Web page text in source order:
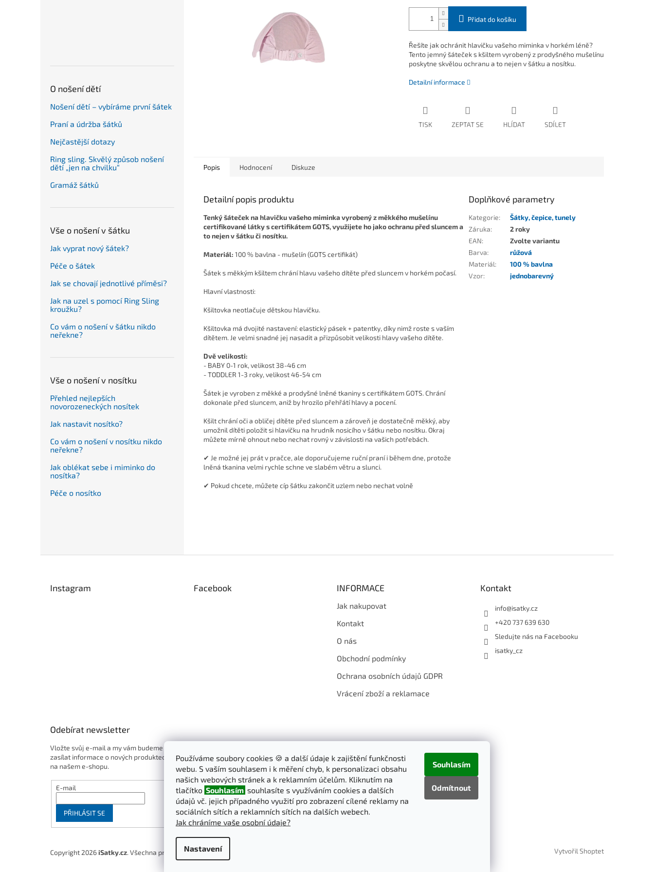
Používáme soubory cookies 🍪 a další údaje k zajištění funkčnosti
webu. S vaším souhlasem i k měření chyb, k personalizaci obsahu
našich webových stránek a k reklamním účelům. Kliknutím na
tlačítko Souhlasím souhlasíte s využíváním cookies a dalších
údajů vč. jejich případného využití pro zobrazení cílené reklamy na
sociálních sítích a reklamních sítích na dalších webech.
Jak chráníme vaše osobní údaje?
Nastavení
Odmítnout
Souhlasím
O nošení dětí
Nošení dětí – vybíráme první šátek
Praní a údržba šátků
Nejčastější dotazy
Ring sling. Skvělý způsob nošení
dětí „jen na chvilku“
Gramáž šátků
Vše o nošení v šátku
Jak vyprat nový šátek?
Péče o šátek
Jak se chovají jednotlivé příměsi?
Jak na uzel s pomocí Ring Sling
kroužku?
Co vám o nošení v šátku nikdo
neřekne?
Vše o nošení v nosítku
Přehled nejlepších
novorozeneckých nosítek
Jak nastavit nosítko?
Co vám o nošení v nosítku nikdo
neřekne?
Jak oblékat sebe i miminko do
nosítka?
Péče o nosítko
Přidat do košíku
Řešíte jak ochránit hlavičku vašeho miminka v horkém léně?
Tento jemný šáteček s kšiltem vyrobený z prodyšného mušelínu
poskytne skvělou ochranu a to nejen v šátku a nosítku.
Detailní informace
TISK ZEPTAT SE HLÍDAT SDÍLET
Popis Hodnocení Diskuze
Detailní popis produktu
Tenký šáteček na hlavičku vašeho miminka vyrobený z měkkého mušelínu
certifikované látky s certifikátem GOTS, využijete ho jako ochranu před sluncem a
to nejen v šátku či nosítku.
Materiál: 100 % bavlna - mušelín (GOTS certifikát)
Šátek s měkkým kšiltem chrání hlavu vašeho dítěte před sluncem v horkém počasí.
Hlavní vlastnosti:
Kšiltovka neotlačuje dětskou hlavičku.
Kšiltovka má dvojité nastavení: elastický pásek + patentky, díky nimž roste s vaším
dítětem. Je velmi snadné jej nasadit a přizpůsobit velikosti hlavy vašeho dítěte.
Dvě velikosti:
- BABY 0-1 rok, velikost 38-46 cm
- TODDLER 1-3 roky, velikost 46-54 cm
Šátek je vyroben z měkké a prodyšné lněné tkaniny s certifikátem GOTS. Chrání
dokonale před sluncem, aniž by hrozilo přehřátí hlavy a pocení.
Kšilt chrání oči a obličej dítěte před sluncem a zároveň je dostatečně měkký, aby
umožnil dítěti položit si hlavičku na hrudník nosicího v šátku nebo nosítku. Okraj
můžete mírně ohnout nebo nechat rovný v závislosti na vašich potřebách.
✔ Je možné jej prát v pračce, ale doporučujeme ruční praní i během dne, protože
lněná tkanina velmi rychle schne ve slabém větru a slunci.
✔ Pokud chcete, můžete cíp šátku zakončit uzlem nebo nechat volně
Doplňkové parametry
Kategorie:
Šátky, čepice, tunely
Záruka:
2 roky
EAN:
Zvolte variantu
Barva:
růžová
Materiál:
100 % bavlna
Vzor: jednobarevný
Instagram Facebook INFORMACE
Jak nakupovat
Kontakt
O nás
Obchodní podmínky
Ochrana osobních údajů GDPR
Vrácení zboží a reklamace
Kontakt
info@isatky.cz
+420 737 639 630
Sledujte nás na Facebooku
isatky_cz
Odebírat newsletter
Vložte svůj e-mail a my vám budeme
zasílat informace o nových produktech
na našem e-shopu.
E-mail
PŘIHLÁSIT SE
Vytvořil Shoptet
Copyright 2026 iSatky.cz. Všechna práva vyhrazena.Upravit nastavení cookies